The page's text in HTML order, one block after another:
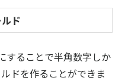
ド
することで半角数字しか
ドを作ることができま